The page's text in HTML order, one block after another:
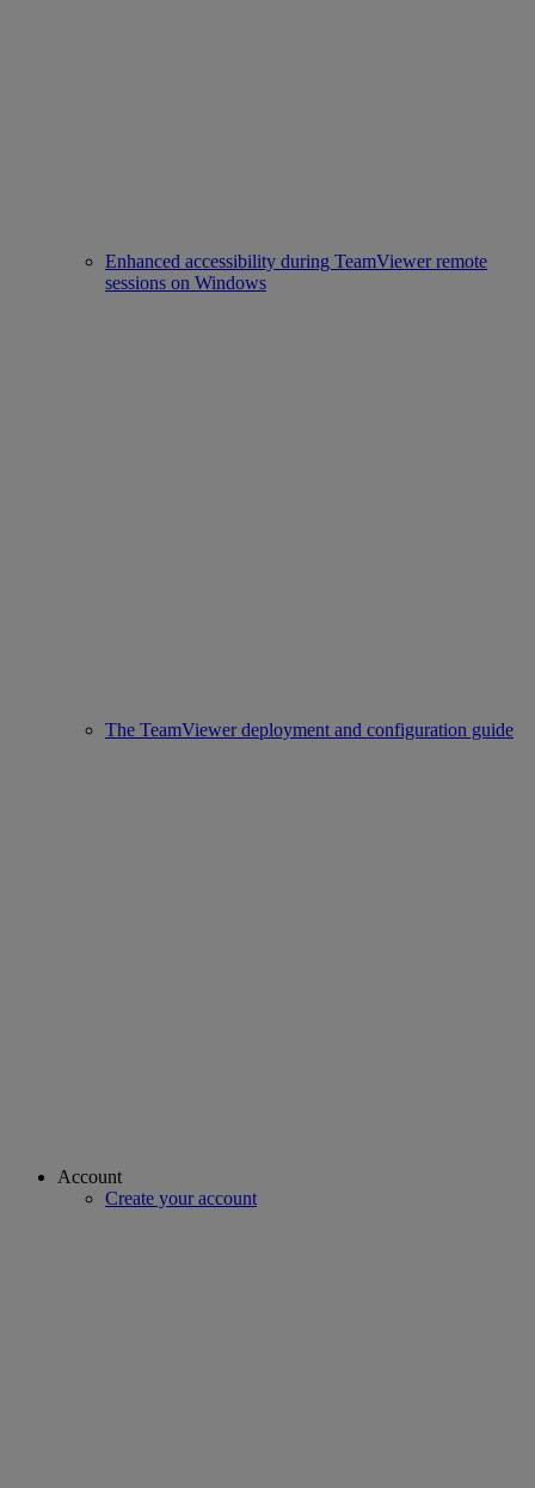
Enhanced accessibility during TeamViewer remote
sessions on Windows
The TeamViewer deployment and configuration guide
Account
Create your account